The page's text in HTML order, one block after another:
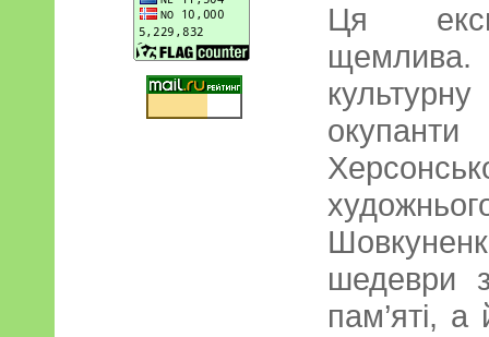
Ця
шедеври
пам’яті,